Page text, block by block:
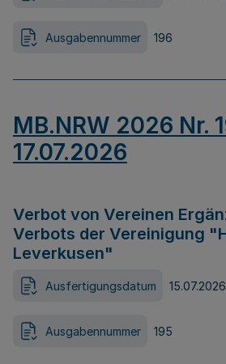
Ausgabennummer 196
MB.NRW 2026 Nr.
17.07.2026
Verbot von Vereinen
Verbots der Vereinigung
Leverkusen"
Ausfertigungsdatum 15.07.2026
Ausgabennummer 195